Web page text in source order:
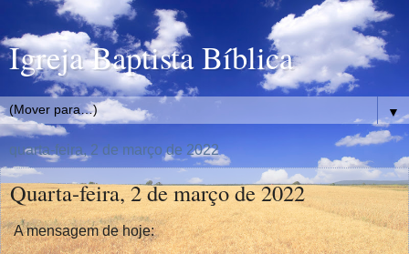
Igreja Baptista Bíblica
▼
quarta-feira, 2 de março de 2022
Quarta-feira, 2 de março de 2022
A mensagem de hoje: